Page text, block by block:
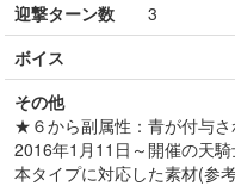
迎撃ターン数 3
ボイス
その他
★６から副属性：青が付与さ
2016年1月11日～開催の天
本タイプに対応した素材(参